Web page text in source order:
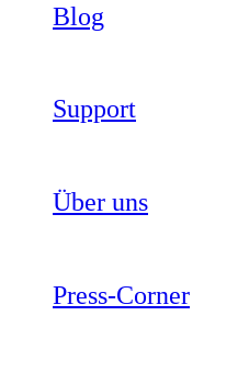
Blog
Support
Über uns
Press-Corner